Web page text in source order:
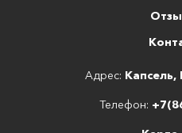
Адрес: Капсель,
Телефон: